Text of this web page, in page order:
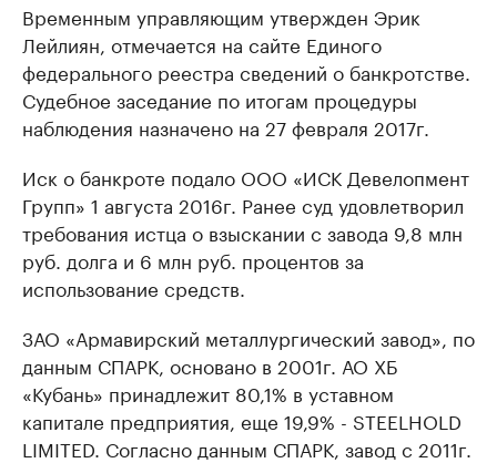
Временным управляющим утвержден Эрик
Лейлиян, отмечается на сайте Единого
федерального реестра сведений о банкротстве.
Судебное заседание по итогам процедуры
наблюдения назначено на 27 февраля 2017г.
Иск о банкроте подало ООО «ИСК Девелопмент
Групп» 1 августа 2016г. Ранее суд удовлетворил
требования истца о взыскании с завода 9,8 млн
руб. долга и 6 млн руб. процентов за
использование средств.
ЗАО «Армавирский металлургический завод», по
данным СПАРК, основано в 2001г. АО ХБ
«Кубань» принадлежит 80,1% в уставном
капитале предприятия, еще 19,9% - STEELHOLD
LIMITED. Согласно данным СПАРК, завод с 2011г.